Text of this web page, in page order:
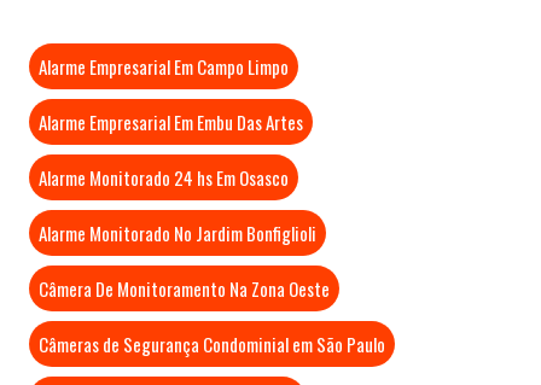
Alarme Empresarial Em Campo Limpo
Alarme Empresarial Em Embu Das Artes
Alarme Monitorado 24 hs Em Osasco
Alarme Monitorado No Jardim Bonfiglioli
Câmera De Monitoramento Na Zona Oeste
Câmeras de Segurança Condominial em São Paulo